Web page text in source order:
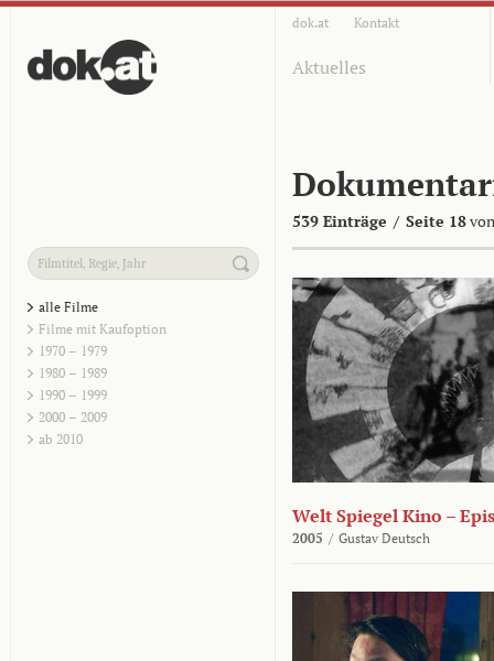
dok.at Kontakt
Aktuelles
539 Einträge / Seite 18
alle Filme
Filme mit Kaufoption
1970 – 1979
1980 – 1989
1990 – 1999
2000 – 2009
ab 2010
Welt Spiegel Kino –
2005 / Gustav Deutsch